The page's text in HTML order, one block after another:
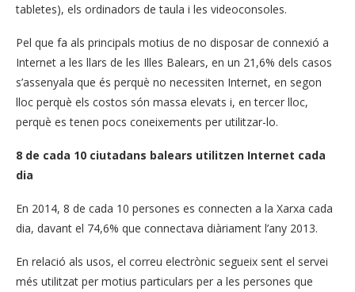
tabletes), els ordinadors de taula i les videoconsoles.
Pel que fa als principals motius de no disposar de connexió a
Internet a les llars de les Illes Balears, en un 21,6% dels casos
s’assenyala que és perquè no necessiten Internet, en segon
lloc perquè els costos són massa elevats i, en tercer lloc,
perquè es tenen pocs coneixements per utilitzar-lo.
8 de cada 10 ciutadans balears utilitzen Internet cada
dia
En 2014, 8 de cada 10 persones es connecten a la Xarxa cada
dia, davant el 74,6% que connectava diàriament l’any 2013.
En relació als usos, el correu electrònic segueix sent el servei
més utilitzat per motius particulars per a les persones que